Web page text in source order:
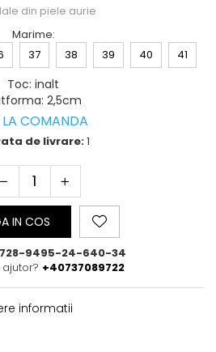
din piele aurie
Marime:
37 38 39 40 41
Toc: inalt
: 2,5cm
LA COMANDA
de livrare:1
IN COS
728-9495-24-640-34
+40737089722
informatii